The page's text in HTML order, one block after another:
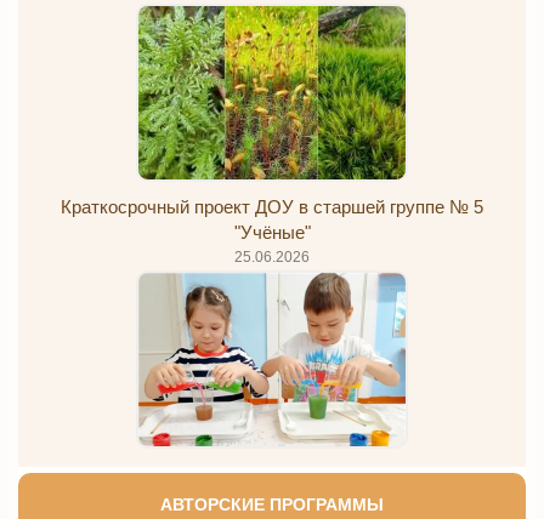
Краткосрочный проект ДОУ в старшей группе № 5
"Учёные"
25.06.2026
АВТОРСКИЕ ПРОГРАММЫ